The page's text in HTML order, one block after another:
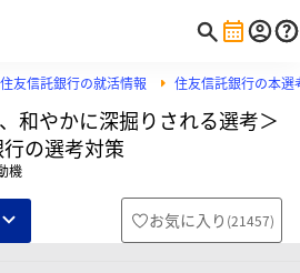
住友信託銀行の就活情報 住友信託銀行の本選
和やかに深掘りされる選考＞
の選考対策
機
お気に入り (21457)